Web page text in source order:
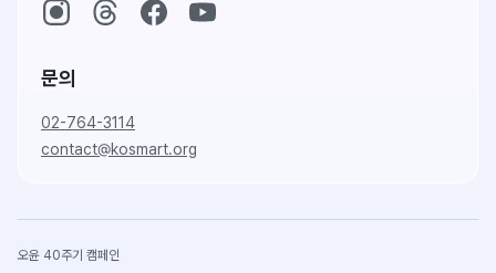
문의
02-764-3114
contact@kosmart.org
오윤 40주기 캠페인